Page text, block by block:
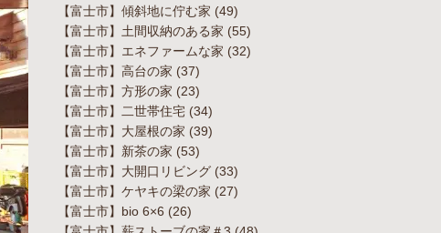
【富士市】傾斜地に佇む家 (49)
【富士市】土間収納のある家 (55)
【富士市】エネファームな家 (32)
【富士市】高台の家 (37)
【富士市】方形の家 (23)
【富士市】二世帯住宅 (34)
【富士市】大屋根の家 (39)
【富士市】新茶の家 (53)
【富士市】大開口リビング (33)
【富士市】ケヤキの梁の家 (27)
【富士市】bio 6×6 (26)